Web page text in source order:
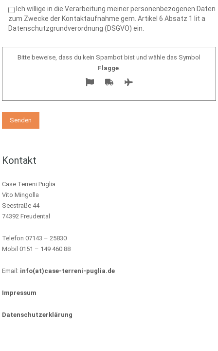
Ich willige in die Verarbeitung meiner personenbezogenen Daten
zum Zwecke der Kontaktaufnahme gem. Artikel 6 Absatz 1 lit a
Datenschutzgrundverordnung (DSGVO) ein.
Bitte beweise, dass du kein Spambot bist und wähle das Symbol
Flagge
Kontakt
Case Terreni Puglia
Vito Mingolla
Seestraße 44
74392 Freudental
Telefon 07143 – 25830
Mobil 0151 – 149 460 88
Email: info(at)case-terreni-puglia.de
Impressum
Datenschutzerklärung